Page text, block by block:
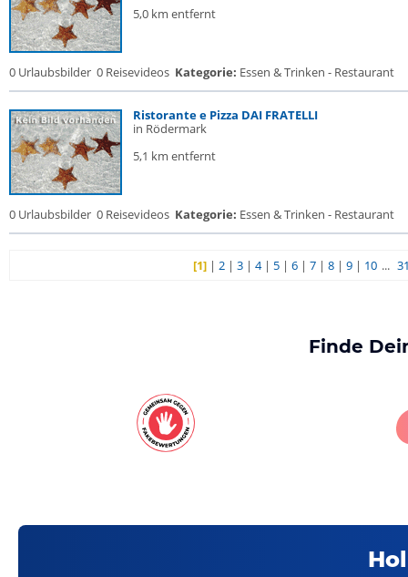
5,0 km entfernt
0 Urlaubsbilder 0 Reisevideos Kategorie: Essen & Trinken - Restaurant
Ristorante e Pizza DAI FRATELLI
in Rödermark
5,1 km entfernt
0 Urlaubsbilder 0 Reisevideos Kategorie: Essen & Trinken - Restaurant
[1]| 2| 3| 4| 5| 6| 7| 8| 9| 10 ...
Finde